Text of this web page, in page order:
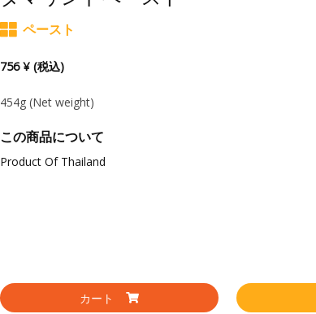
ペースト
756 ¥ (税込)
454g (Net weight)
この商品について
Product Of Thailand
カート